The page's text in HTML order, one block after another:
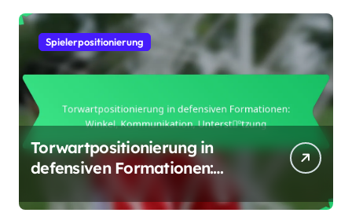
Spielerpositionierung
Torwartpositionierung in
defensiven Formationen:
Winkel, Kommunikation,
Unterstützung